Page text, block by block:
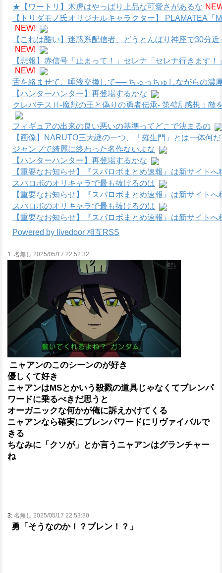
★【ワートリ】木虎はやっぱり上品な可愛さがあるな
【トリダモノ氏オリジナルキャラクター】 PLAMATEA
NEW!
【これは酷い】迷惑系配信者、どうとんぼり神座で30分
NEW!
【悲報】赤信号「止まって！」セレナ「セレナ行きます
NEW!
舌を絡ませて、唾液交換して── ちゅっちゅしながらの濃
【ハンターハンター】再登場するかな
クレバテスⅡ-魔獣の王と偽りの勇者伝承- 第4話 感想：敵
フィギュアの出来の良い悪いの基準ってどこで決まるの
【画像】NARUTO三大謎の一つ、「羅生門」とは一体何
ジャンプで綺麗に終わった名作ないよな
【ハンターハンター】再登場するかな
【重要なお知らせ】『スパロボまとめ速報』は新サイトへ
スパロボのオリキャラで最も抜けるのは
【重要なお知らせ】『スパロボまとめ速報』は新サイトへ
スパロボのオリキャラで最も抜けるのは
【重要なお知らせ】『スパロボまとめ速報』は新サイトへ
Powered by livedoor 相互RSS
1: 名無し 2025/05/17 22:52:32
ニャアンのこのシーンのが好き
優しくて好き
ニャアンはMSとかいう殺戮の道具じゃなくてブレンパ
ワードに乗るべきだ思うと
オーガニックな何かが俺に訴えかけてくる
ニャアンなら確実にブレンパワードにリヴァイバルで
きる
ちなみに「クソが」とか言うニャアンはグランチャー
ね
3: 名無し 2025/05/17 22:53:30
勇「そうなのか！？ブレン！？」